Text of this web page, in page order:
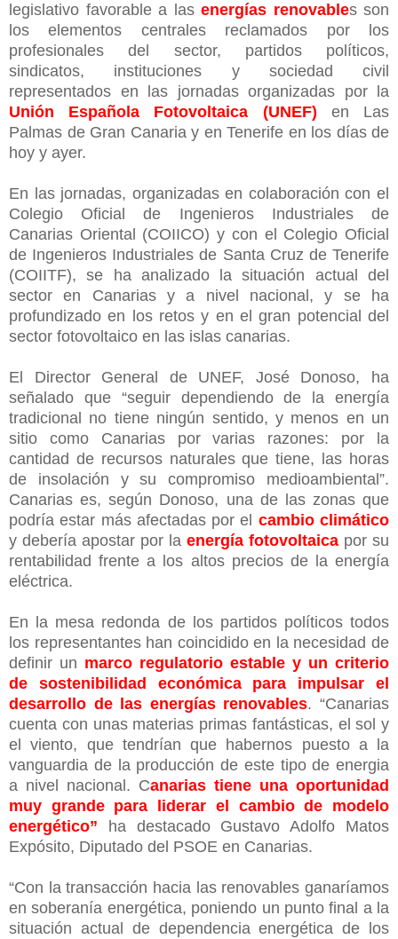
legislativo favorable a las energías renovables son
los elementos centrales reclamados por los
profesionales del sector, partidos políticos,
sindicatos, instituciones y sociedad civil
representados en las jornadas organizadas por la
Unión Española Fotovoltaica (UNEF) en Las
Palmas de Gran Canaria y en Tenerife en los días de
hoy y ayer.
En las jornadas, organizadas en colaboración con el
Colegio Oficial de Ingenieros Industriales de
Canarias Oriental (COIICO) y con el Colegio Oficial
de Ingenieros Industriales de Santa Cruz de Tenerife
(COIITF), se ha analizado la situación actual del
sector en Canarias y a nivel nacional, y se ha
profundizado en los retos y en el gran potencial del
sector fotovoltaico en las islas canarias.
El Director General de UNEF, José Donoso, ha
señalado que “seguir dependiendo de la energía
tradicional no tiene ningún sentido, y menos en un
sitio como Canarias por varias razones: por la
cantidad de recursos naturales que tiene, las horas
de insolación y su compromiso medioambiental”.
Canarias es, según Donoso, una de las zonas que
podría estar más afectadas por el cambio climático
y debería apostar por la energía fotovoltaica por su
rentabilidad frente a los altos precios de la energía
eléctrica.
En la mesa redonda de los partidos políticos todos
los representantes han coincidido en la necesidad de
definir un marco regulatorio estable y un criterio
de sostenibilidad económica para impulsar el
desarrollo de las energías renovables. “Canarias
cuenta con unas materias primas fantásticas, el sol y
el viento, que tendrían que habernos puesto a la
vanguardia de la producción de este tipo de energia
a nivel nacional. Canarias tiene una oportunidad
muy grande para liderar el cambio de modelo
energético” ha destacado Gustavo Adolfo Matos
Expósito, Diputado del PSOE en Canarias.
“Con la transacción hacia las renovables ganaríamos
en soberanía energética, poniendo un punto final a la
situación actual de dependencia energética de los